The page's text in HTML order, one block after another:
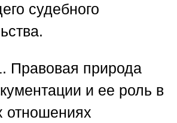
судебного
Правовая природа
и ее роль в
отношениях